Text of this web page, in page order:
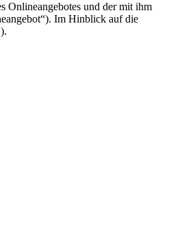
Onlineangebotes und der mit ihm
Im Hinblick auf die